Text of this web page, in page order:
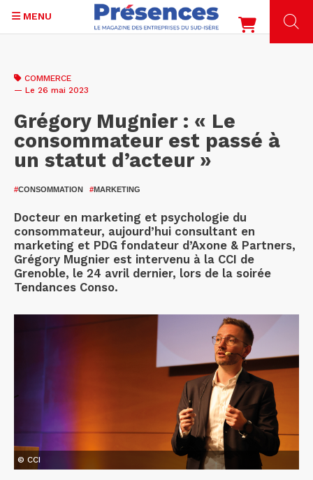
contenu
MENU
COMMERCE
— Le 26 mai 2023
Grégory Mugnier : « Le
consommateur est passé à
un statut d’acteur »
#CONSOMMATION #MARKETING
Docteur en marketing et psychologie du
consommateur, aujourd’hui consultant en
marketing et PDG fondateur d’Axone & Partners,
Grégory Mugnier est intervenu à la CCI de
Grenoble, le 24 avril dernier, lors de la soirée
Tendances Conso.
© CCI